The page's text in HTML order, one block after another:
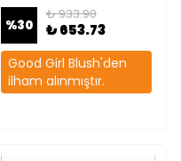
%30
₺ 933.90
₺ 653.73
Good Girl Blush'den
ilham alınmıştır.